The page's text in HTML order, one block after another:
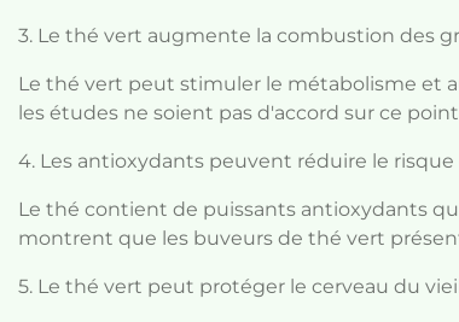
3. Le thé vert augmente la combustion des
Le thé vert peut stimuler le métabolisme et
les études ne soient pas d'accord sur ce
4. Les antioxydants peuvent réduire le
Le thé contient de puissants antioxydants
montrent que les buveurs de thé vert
5. Le thé vert peut protéger le cerveau du